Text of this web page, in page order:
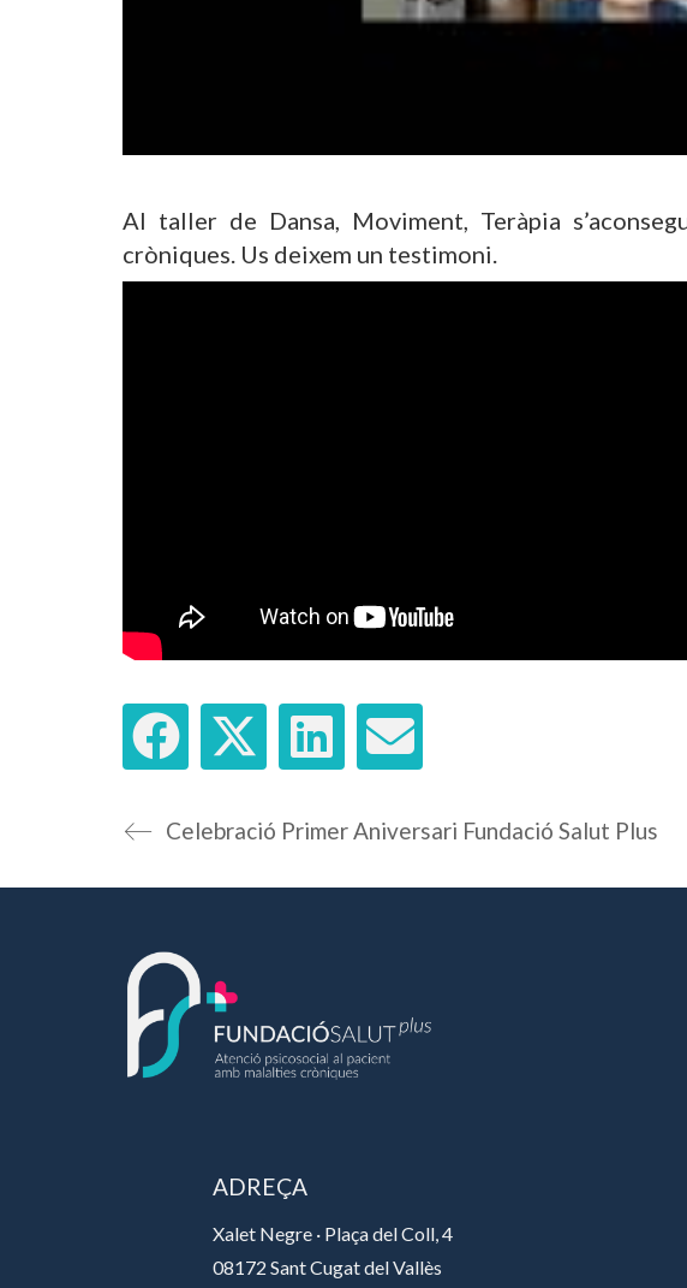
Al taller de Dansa, Moviment, Teràpia
cròniques. Us deixem un testimoni.
Celebració Primer Aniversari Fundació Salut Plus
ADREÇA
Xalet Negre · Plaça del Coll, 4
08172 Sant Cugat del Vallès